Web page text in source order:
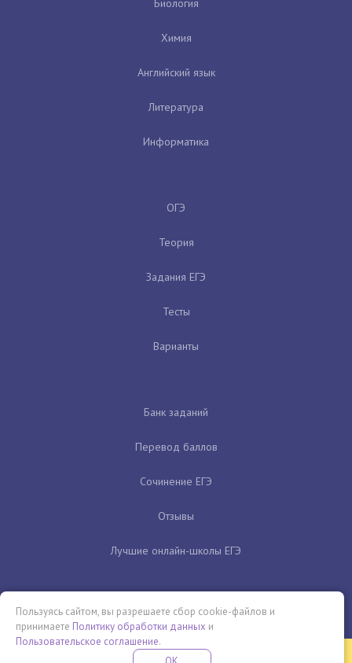
Биология
Химия
Английский язык
Литература
Информатика
ОГЭ
Теория
Задания ЕГЭ
Тесты
Варианты
Банк заданий
Перевод баллов
Сочинение ЕГЭ
Отзывы
Лучшие онлайн-школы ЕГЭ
Бесплатная летняя школа
Пользуясь сайтом, вы разрешаете сбор cookie-файлов и
принимаете Политику обработки данных и
Пользовательское соглашение.